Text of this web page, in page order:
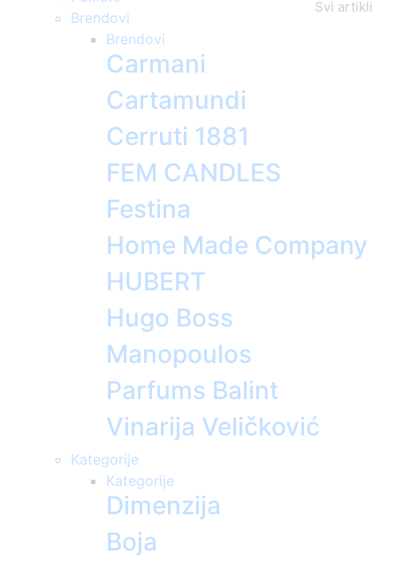
Svi artikli
Brendovi
Brendovi
Carmani
Cartamundi
Cerruti 1881
FEM CANDLES
Festina
Home Made Company
HUBERT
Hugo Boss
Manopoulos
Parfums Balint
Vinarija Veličković
Kategorije
Kategorije
Dimenzija
Boja